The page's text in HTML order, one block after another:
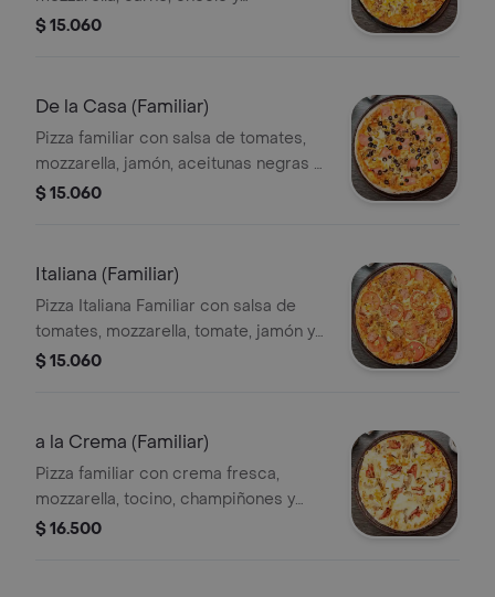
champiñones.
$ 15.060
De la Casa (Familiar)
Pizza familiar con salsa de tomates,
mozzarella, jamón, aceitunas negras y
champiñones.
$ 15.060
Italiana (Familiar)
Pizza Italiana Familiar con salsa de
tomates, mozzarella, tomate, jamón y
orégano.
$ 15.060
a la Crema (Familiar)
Pizza familiar con crema fresca,
mozzarella, tocino, champiñones y
cebolla.
$ 16.500